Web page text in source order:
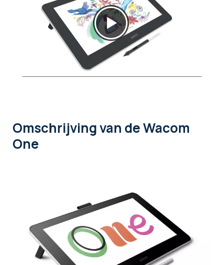
Omschrijvingvan de Wacom
One